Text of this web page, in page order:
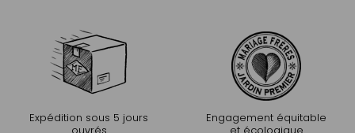
Expédition sous 5 jours
Engagement équitable